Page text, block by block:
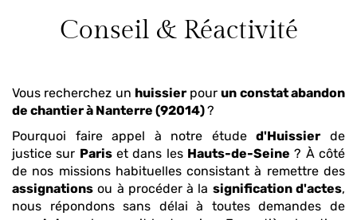
Conseil & Réactivité
Vous recherchez un huissierpourun constat abandon
de chantierà Nanterre (92014)?
Pourquoi faire appel à notre étuded'Huissier de
justice sur Pariset dans les Hauts-de-Seine ? À côté
de nos missions habituelles consistant à remettre des
assignations ou à procéder à la signification d'actes,
nous répondons sans délai à toutes demandes de